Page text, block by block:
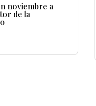
noviembre a
de la